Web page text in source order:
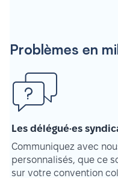
Problèmes en
Les délégué·es
Communiquez avec
personnalisés, que ce
sur votre convention